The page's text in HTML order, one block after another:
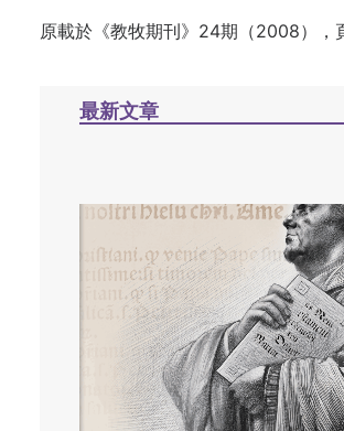
原載於《教牧期刊》24期（2008），
最新文章